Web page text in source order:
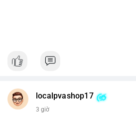
localpvashop17
3 giờ